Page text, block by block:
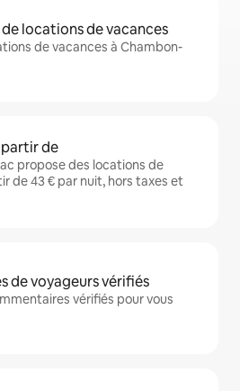
locations de vacances
de vacances à Chambon-
partir de
propose des locations de
de 43 € par nuit, hors taxes et
de voyageurs vérifiés
vérifiés pour vous